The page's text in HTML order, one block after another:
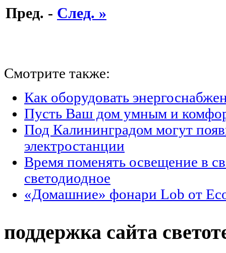
Пред. - След. »
Смотрите также:
Как оборудовать
Пусть Ваш дом умным и
Под Калининградом могут
электростанции
Время поменять освещение в
светодиодное
«Домашние» фонари Lob от
поддержка сайта